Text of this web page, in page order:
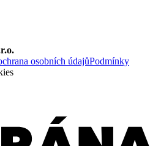
osobních údajůPodmínky